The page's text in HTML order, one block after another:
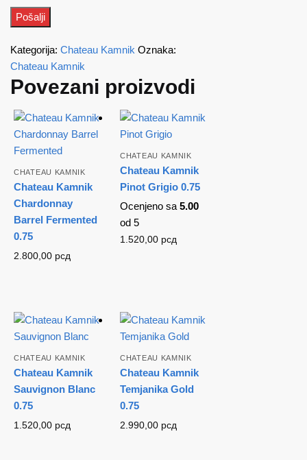
Kategorija: Chateau Kamnik Oznaka:
Chateau Kamnik
Povezani proizvodi
CHATEAU KAMNIK
Chateau Kamnik
Chardonnay
Barrel Fermented
0.75
2.800,00 рсд
CHATEAU KAMNIK
Chateau Kamnik
Pinot Grigio 0.75
Ocenjeno sa5.00
od 5
1.520,00 рсд
CHATEAU KAMNIK
Chateau Kamnik
Sauvignon Blanc
0.75
1.520,00 рсд
CHATEAU KAMNIK
Chateau Kamnik
Temjanika Gold
0.75
2.990,00 рсд